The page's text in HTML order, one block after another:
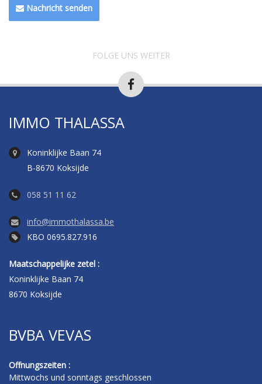
Nachricht senden
FOLGE UNS WEITER
IMMO THALASSA
Koninklijke Baan 74
B-8670 Koksijde
058 51 11 62
info@immothalassa.be
KBO 0695.827.916
Maatschappelijke zetel :
Koninklijke Baan 74
8670 Koksijde
BVBA VEVAS
Offnungszeiten :
Mittwochs und sonntags geschlossen